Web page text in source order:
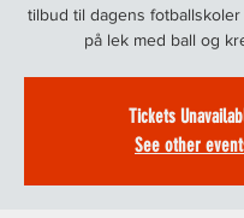
tilbud til dagens
på lek med ball og
Tickets
See other